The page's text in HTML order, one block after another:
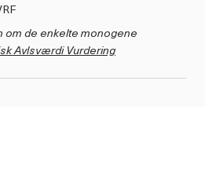
om de enkelte monogene
Avlsværdi Vurdering